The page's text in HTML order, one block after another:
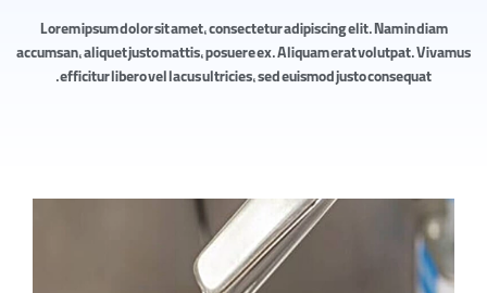
Lorem ipsum dolor sit amet, consectetur adipiscing elit. Nam in diam
accumsan, aliquet justo mattis, posuere ex. Aliquam erat volutpat. Vivamus
efficitur libero vel lacus ultricies, sed euismod justo consequat.